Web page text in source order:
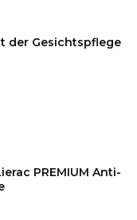
der Gesichtspflege
PREMIUM Anti-